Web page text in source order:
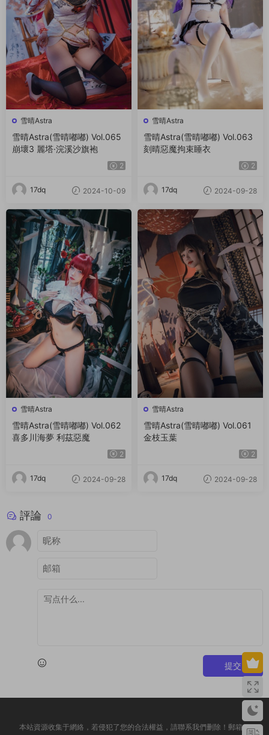
雪晴Astra
雪晴Astra(雪晴嘟嘟) Vol.065
崩壞3 麗塔·浣溪沙旗袍
2
17dq 2024-10-09
雪晴Astra
雪晴Astra(雪晴嘟嘟) Vol.063
刻晴惡魔拘束睡衣
2
17dq 2024-09-28
雪晴Astra
雪晴Astra(雪晴嘟嘟) Vol.062
喜多川海夢 利茲惡魔
2
17dq 2024-09-28
雪晴Astra
雪晴Astra(雪晴嘟嘟) Vol.061
金枝玉葉
2
17dq 2024-09-28
評論 0
提交
本站資源收集于網絡，若侵犯了您的合法權益，請聯系我們删除！郵箱：